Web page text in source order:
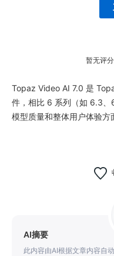
暂无评分
Topaz Video AI 7.0 是
件，相比 6 系列（如 6.3、
模型质量和整体用户体验方
AI摘要
此内容由AI根据文章内容自